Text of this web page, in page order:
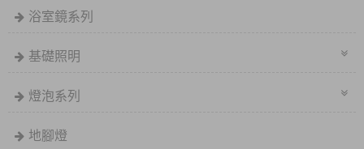
浴室鏡系列
基礎照明
燈泡系列
地腳燈